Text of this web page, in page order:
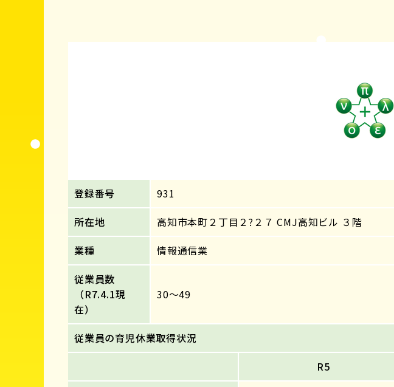
登録番号
931
所在地
高知市本町２丁目２?２７ CMJ高知ビル ３階
業種
情報通信業
従業員数
（R7.4.1現
在）
30～49
従業員の育児休業取得状況
R5